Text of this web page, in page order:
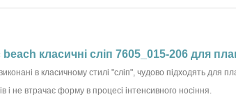
класичні сліп 7605_015-206 для
в класичному стилі "сліп", чудово підходять для
не втрачає форму в процесі інтенсивного носіння.